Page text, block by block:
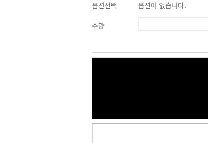
옵션선택 옵션이 없습니다.
수량